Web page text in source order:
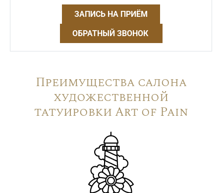
ЗАПИСЬ НА ПРИЁМ
ОБРАТНЫЙ ЗВОНОК
Преимущества салона
художественной
татуировки Art of Pain